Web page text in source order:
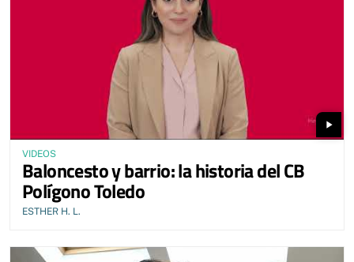
play_arrow
VIDEOS
Baloncesto y barrio: la historia del CB
Polígono Toledo
ESTHER H. L.